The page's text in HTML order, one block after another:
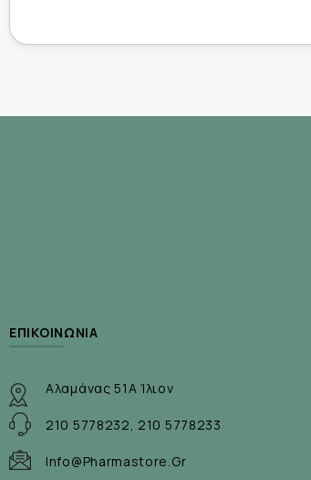
ΕΠΙΚΟΙΝΩΝΊΑ
Αλαμάνας 51Α Ίλιον
210 5778232, 210 5778233
Info@pharmastore.gr